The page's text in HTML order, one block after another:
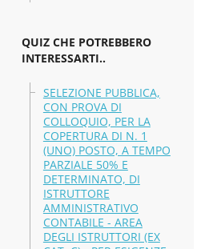
QUIZ CHE POTREBBERO
INTERESSARTI..
SELEZIONE PUBBLICA,
CON PROVA DI
COLLOQUIO, PER LA
COPERTURA DI N. 1
(UNO) POSTO, A TEMPO
PARZIALE 50% E
DETERMINATO, DI
ISTRUTTORE
AMMINISTRATIVO
CONTABILE - AREA
DEGLI ISTRUTTORI (EX